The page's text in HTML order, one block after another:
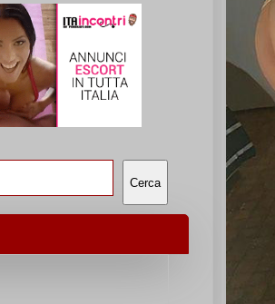
Cerca